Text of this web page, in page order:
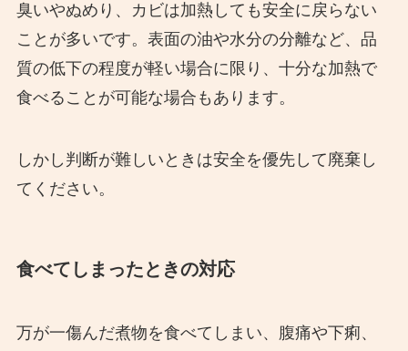
臭いやぬめり、カビは加熱しても安全に戻らない
ことが多いです。表面の油や水分の分離など、品
質の低下の程度が軽い場合に限り、十分な加熱で
食べることが可能な場合もあります。
しかし判断が難しいときは安全を優先して廃棄し
てください。
食べてしまったときの対応
万が一傷んだ煮物を食べてしまい、腹痛や下痢、